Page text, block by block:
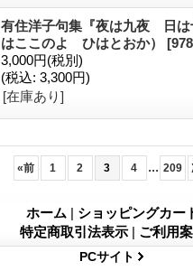
有住洋子句集『夜は九夜 日は
はここのよ ひはとおか）
3,000円(税別)
(税込: 3,300円)
[在庫あり]
«前 1 2 3 4 ... 209
ホーム | ショッピングカー
特定商取引法表示 | ご利用
PCサイト